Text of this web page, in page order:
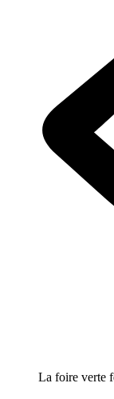
La foire verte